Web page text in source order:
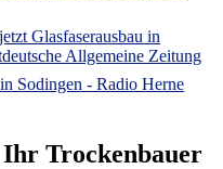
Glasfaserausbau in
Allgemeine Zeitung
Sodingen - Radio Herne
Trockenbauer